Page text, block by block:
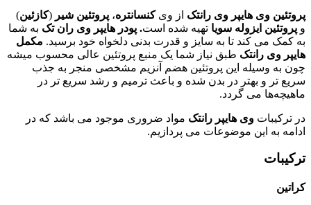
پروتئین وی هایپر وی رانتک از وی کنسانتره، پروتئین شیر (کازئین)
و پروتئین ایزوله سویا تهیه شده است. پودر هایپر وی ران تک به شما
به کمک می کند تا به سایز و قدرت بدنی دلخواه خود برسید. ‌ مکمل
هایپر وی رانتک طبق نیاز شما یک منبع پروتئین عالی محسوب میشه
چون به وسیله این پروتئین هضم آنزیم مشخصی منجر به جذب
سریع تر و بهتر در بدن شده و باعث ترمیم و رشد سریع تر در
ماهیچه‌ها می گردد.
در ترکیبات وی هایپر رانتک مواد ضروری موجود می باشد که در
ادامه به این موضوعات می پردازیم.
ترکیبات
کراتین